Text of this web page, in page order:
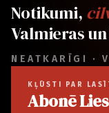
Notikumi,
Valmieras
NEATKARĪGI ·
KĻŪSTI PAR
Abonē